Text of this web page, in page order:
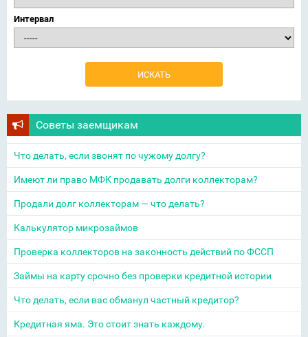
Интервал
Советы заемщикам
Что делать, если звонят по чужому долгу?
Имеют ли право МФК продавать долги коллекторам?
Продали долг коллекторам — что делать?
Калькулятор микрозаймов
Проверка коллекторов на законность действий по ФССП
Займы на карту срочно без проверки кредитной истории
Что делать, если вас обманул частный кредитор?
Кредитная яма. Это стоит знать каждому.